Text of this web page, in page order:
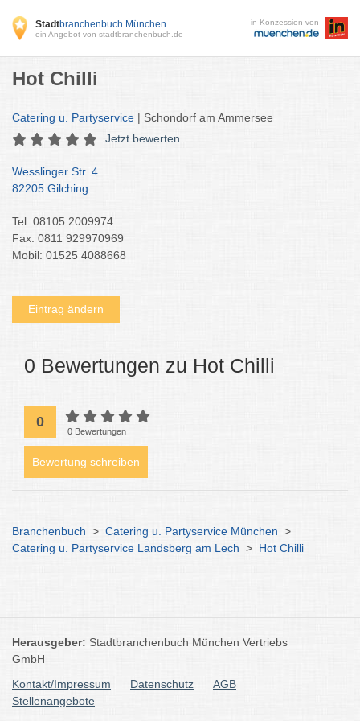
Stadtbranchenbuch München
ein Angebot von stadtbranchenbuch.de
in Konzession von
Hot Chilli
Catering u. Partyservice | Schondorf am Ammersee
Jetzt bewerten
Wesslinger Str. 4
82205 Gilching
Tel: 08105 2009974
Fax: 0811 929970969
Mobil: 01525 4088668
Eintrag ändern
0 Bewertungen zu Hot Chilli
0
0 Bewertungen
Bewertung schreiben
Branchenbuch > Catering u. Partyservice München >
Catering u. Partyservice Landsberg am Lech > Hot Chilli
Herausgeber: Stadtbranchenbuch München Vertriebs
GmbH
Kontakt/Impressum
Datenschutz
AGB
Stellenangebote